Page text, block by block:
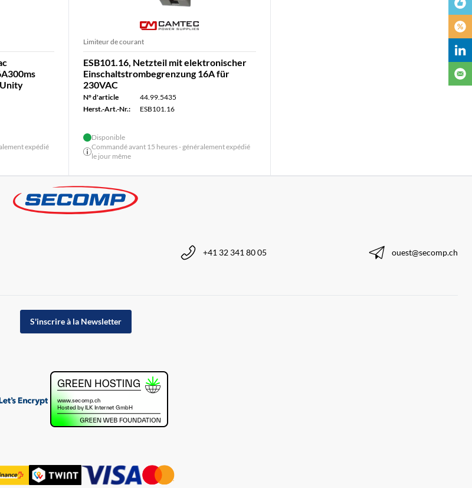
expédié
Limiteur de courant
ESB101.16, Netzteil mit elektronischer
Einschaltstrombegrenzung 16A für
230VAC
N° d'article
44.99.5435
Herst.-Art.-Nr.:
ESB101.16
Disponible
Commandé avant 15 heures - généralement expédié
le jour même
+41 32 341 80 05 ouest@secomp.ch
S'inscrire à la Newsletter